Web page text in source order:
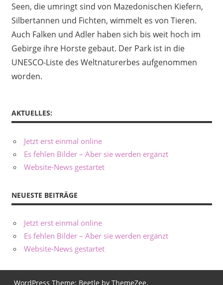
Seen, die umringt sind von Mazedonischen Kiefern,
Silbertannen und Fichten, wimmelt es von Tieren.
Auch Falken und Adler haben sich bis weit hoch im
Gebirge ihre Horste gebaut. Der Park ist in die
UNESCO-Liste des Weltnaturerbes aufgenommen
worden.
AKTUELLES:
Jetzt erst einmal online
Es fehlen Bilder – Aber sie werden ergänzt
Website-News gestartet
NEUESTE BEITRÄGE
Jetzt erst einmal online
Es fehlen Bilder – Aber sie werden ergänzt
Website-News gestartet
WordPress Theme: Beetle by ThemeZee.